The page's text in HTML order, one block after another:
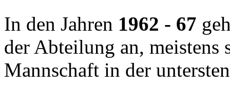
In den Jahren 1962 - 67
der Abteilung an, meistens
Mannschaft in der